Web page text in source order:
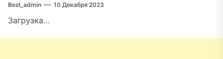
Best_admin 10 Декабря 2023
Загрузка…